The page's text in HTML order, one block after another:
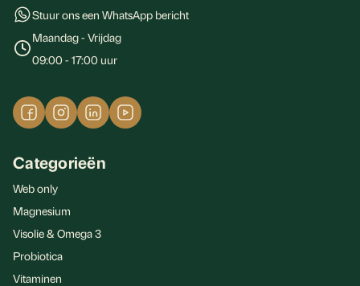
Stuur ons een WhatsApp bericht
Maandag - Vrijdag
09:00 - 17:00 uur
Categorieën
Web only
Magnesium
Visolie & Omega 3
Probiotica
Vitaminen